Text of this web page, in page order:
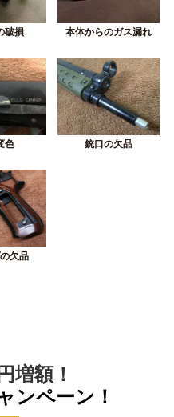
破損 本体からのガス漏れ
色 銃口の欠品
欠品
増額！
ンペーン！